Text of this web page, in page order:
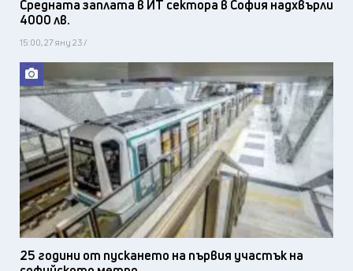
Средната заплата в ИТ сектора в София надхвърли
4000 лв.
15:00, 27 яну 23 /
25 години от пускането на първия участък на